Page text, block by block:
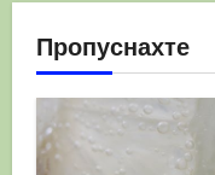
Пропуснахте